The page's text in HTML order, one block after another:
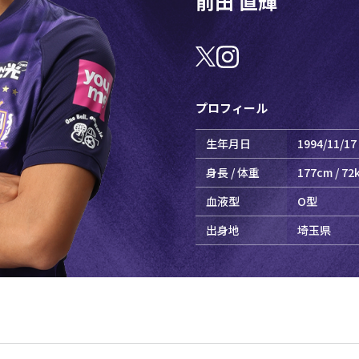
プロフィール
生年月日
1994/11/17
身長 / 体重
177cm /
血液型
O型
出身地
埼玉県